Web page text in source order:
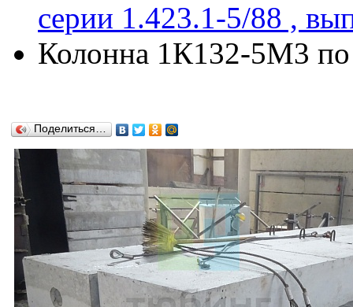
серии 1.423.1-5/88 ,
Колонна 1К132-5М3 по
Поделиться…